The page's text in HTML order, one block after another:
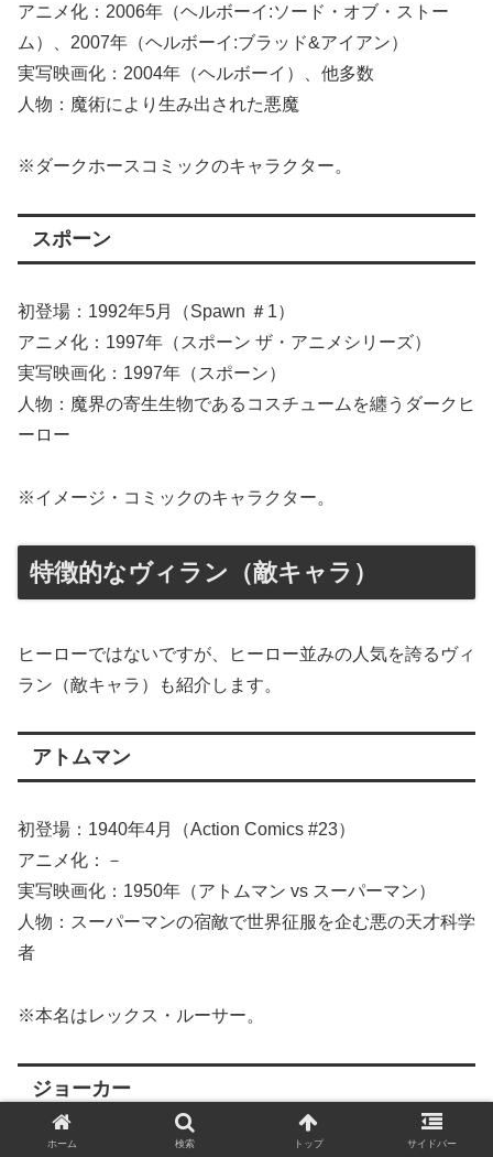
アニメ化：2006年（ヘルボーイ:ソード・オブ・ストー
ム）、2007年（ヘルボーイ:ブラッド&アイアン）
実写映画化：2004年（ヘルボーイ）、他多数
人物：魔術により生み出された悪魔
※ダークホースコミックのキャラクター。
スポーン
初登場：1992年5月（Spawn ＃1）
アニメ化：1997年（スポーン ザ・アニメシリーズ）
実写映画化：1997年（スポーン）
人物：魔界の寄生生物であるコスチュームを纏うダークヒ
ーロー
※イメージ・コミックのキャラクター。
特徴的なヴィラン（敵キャラ）
ヒーローではないですが、ヒーロー並みの人気を誇るヴィ
ラン（敵キャラ）も紹介します。
アトムマン
初登場：1940年4月（Action Comics #23）
アニメ化：－
実写映画化：1950年（アトムマン vs スーパーマン）
人物：スーパーマンの宿敵で世界征服を企む悪の天才科学
者
※本名はレックス・ルーサー。
ジョーカー
ホーム 検索 トップ サイドバー